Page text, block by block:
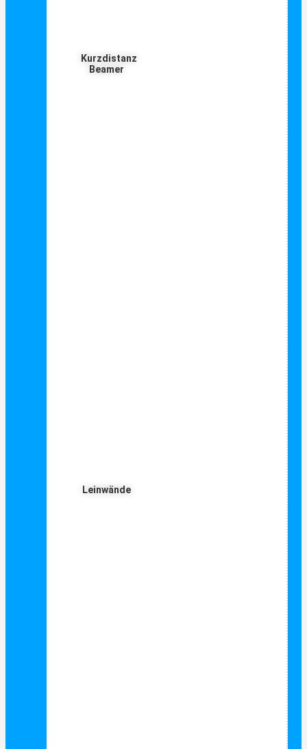
Kurzdistanz
Beamer
Leinwände